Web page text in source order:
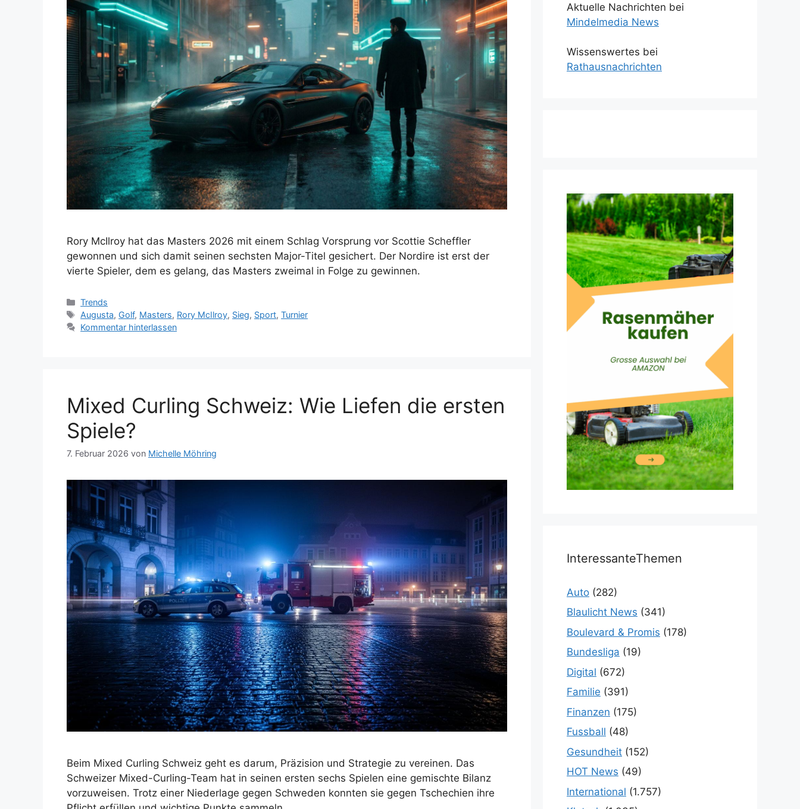
Rory McIlroy hat das Masters 2026 mit einem Schlag Vorsprung vor Scottie Scheffler
gewonnen und sich damit seinen sechsten Major-Titel gesichert. Der Nordire ist erst der
vierte Spieler, dem es gelang, das Masters zweimal in Folge zu gewinnen.
Kategorien
Trends
Schlagwörter
Augusta, Golf, Masters, Rory McIlroy, Sieg, Sport,Turnier
Kommentar hinterlassen
Mixed Curling Schweiz: Wie Liefen die ersten
Spiele?
7. Februar 2026 von Michelle Möhring
Beim Mixed Curling Schweiz geht es darum, Präzision und Strategie zu vereinen. Das
Schweizer Mixed-Curling-Team hat in seinen ersten sechs Spielen eine gemischte Bilanz
vorzuweisen. Trotz einer Niederlage gegen Schweden konnten sie gegen Tschechien ihre
Aktuelle Nachrichten bei
Mindelmedia News
Wissenswertes bei
Rathausnachrichten
InteressanteThemen
Auto (282)
Blaulicht News (341)
Boulevard & Promis (178)
Bundesliga (19)
Digital (672)
Familie (391)
Finanzen (175)
Fussball (48)
Gesundheit (152)
HOT News (49)
International (1.757)